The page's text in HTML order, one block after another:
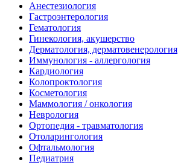
Анестезиология
Гастроэнтерология
Гематология
Гинекология, акушерство
Дерматология, дерматовенерология
Иммунология - аллергология
Кардиология
Колопроктология
Косметология
Маммология / онкология
Неврология
Ортопедия - травматология
Отоларингология
Офтальмология
Педиатрия